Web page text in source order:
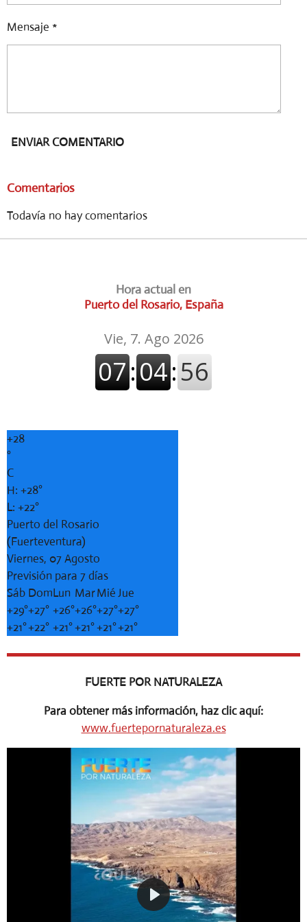
Mensaje *
ENVIAR COMENTARIO
Comentarios
Todavía no hay comentarios
Hora actual en
Puerto del Rosario, España
+28
°
C
H: +28°
L: +22°
Puerto del Rosario
(Fuerteventura)
Viernes, 07 Agosto
Previsión para 7 días
Sáb DomLun MarMiéJue
+29°+27° +26°+26°+27°+27°
+21°+22° +21°+21°+21°+21°
FUERTE POR NATURALEZA
Para obtener más información, haz clic aquí:
www.fuertepornaturaleza.es
P